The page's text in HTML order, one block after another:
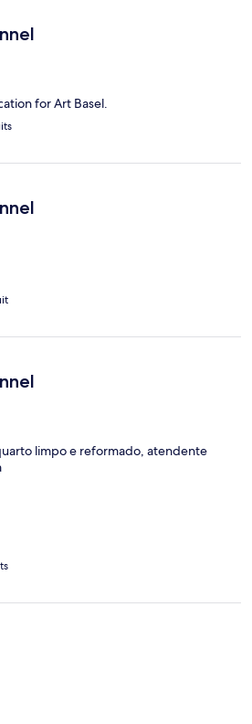
for Art Basel.
limpo e reformado, atendente